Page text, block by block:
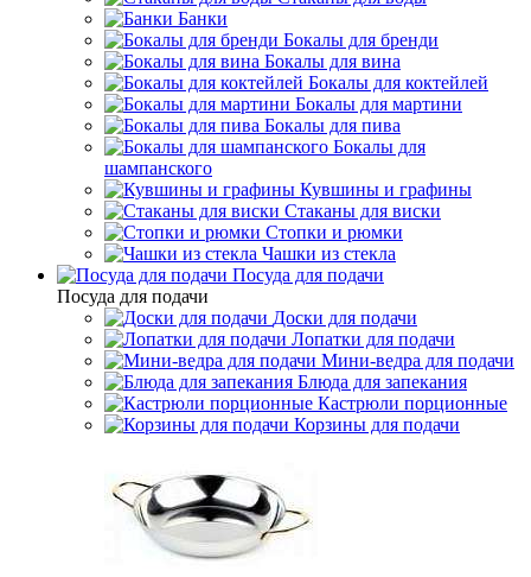
Банки
Бокалы для бренди
Бокалы для вина
Бокалы для коктейлей
Бокалы для мартини
Бокалы для пива
Бокалы для
шампанского
Кувшины и графины
Стаканы для виски
Стопки и рюмки
Чашки из стекла
Посуда для подачи
Посуда для подачи
Доски для подачи
Лопатки для подачи
Мини-ведра для подачи
Блюда для запекания
Кастрюли порционные
Корзины для подачи